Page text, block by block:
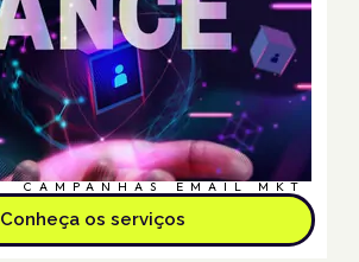
CAMPANHAS EMAIL MKT
Conheça os serviços